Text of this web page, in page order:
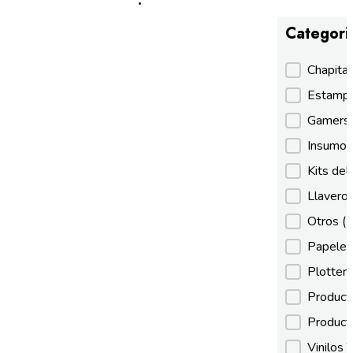
Gamers
Kits
Otros
Vinilos